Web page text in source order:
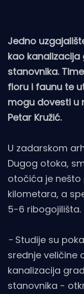
Jedno
kao
stanovnika.
floru i faunu te
mogu dovesti u
Petar Kružić.
U zadarskom
Dugog otoka,
otočića je
kilometara, a
5-6 ribogojilišta.
- Studije su
srednje veličine
kanalizacija
stanovnika -